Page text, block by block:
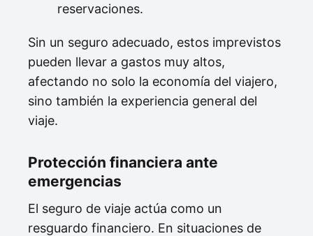
reservaciones.
Sin un seguro adecuado, estos imprevistos
pueden llevar a gastos muy altos,
afectando no solo la economía del viajero,
sino también la experiencia general del
viaje.
Protección financiera ante
emergencias
El seguro de viaje actúa como un
resguardo financiero. En situaciones de